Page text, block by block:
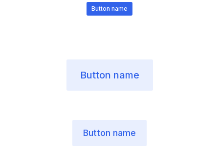
Button name
Button name
Button name